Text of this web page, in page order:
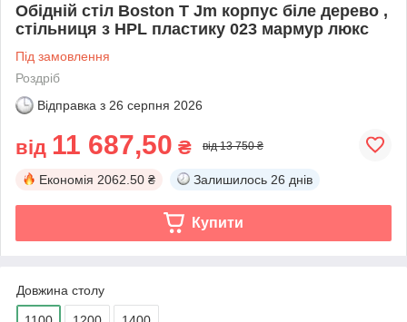
Обідній стіл Boston T Jm корпус біле дерево ,
стільниця з HPL пластику 023 мармур люкс
Під замовлення
Роздріб
Відправка з 26 серпня 2026
від 11 687,50 ₴ від 13 750 ₴
Економія 2062.50 ₴ Залишилось 26 днів
Купити
Довжина столу